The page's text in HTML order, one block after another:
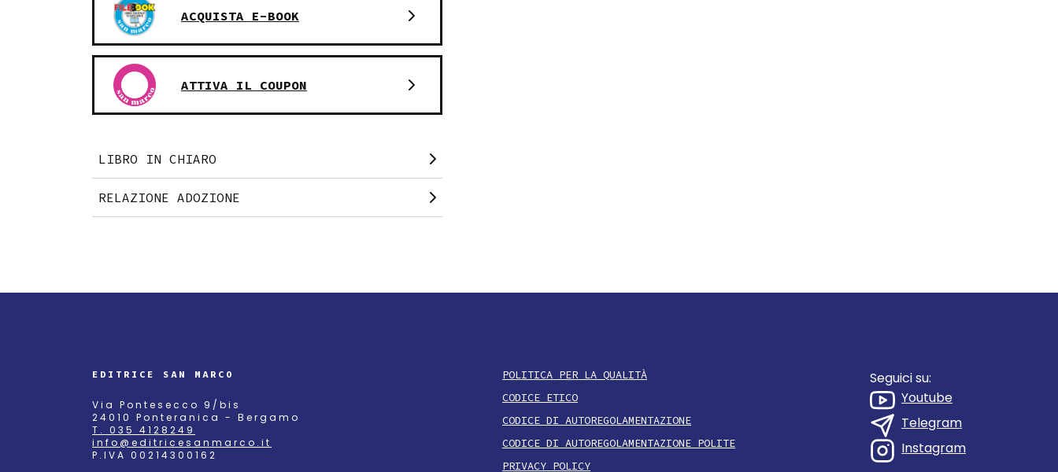
ACQUISTA E-BOOK
ATTIVA IL COUPON
LIBRO IN CHIARO
RELAZIONE ADOZIONE
EDITRICE SAN MARCO
Via Pontesecco 9/bis
24010 Ponteranica - Bergamo
T. 035 4128249
info@editricesanmarco.it
P.IVA 00214300162
POLITICA PER LA QUALITÀ
CODICE ETICO
CODICE DI AUTOREGOLAMENTAZIONE
CODICE DI AUTOREGOLAMENTAZIONE POLITE
PRIVACY POLICY
Seguici su:
Youtube
Telegram
Instagram